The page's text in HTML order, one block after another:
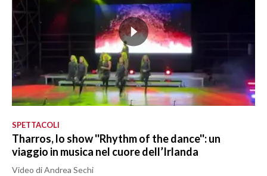
SPETTACOLI
Tharros, lo show ''Rhythm of the dance'': un
viaggio in musica nel cuore dell’Irlanda
Video di Andrea Sechi